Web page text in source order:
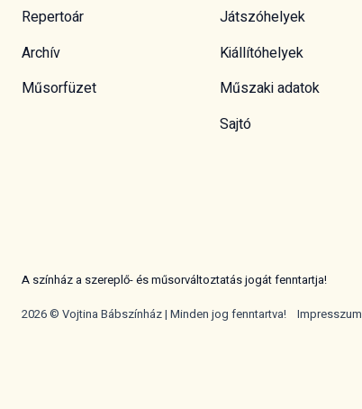
Repertoár
Archív
Műsorfüzet
Játszóhelyek
Kiállítóhelyek
Műszaki adatok
Sajtó
A színház a szereplő- és műsorváltoztatás jogát fenntartja!
2026 © Vojtina Bábszínház | Minden jog fenntartva!
Impresszum